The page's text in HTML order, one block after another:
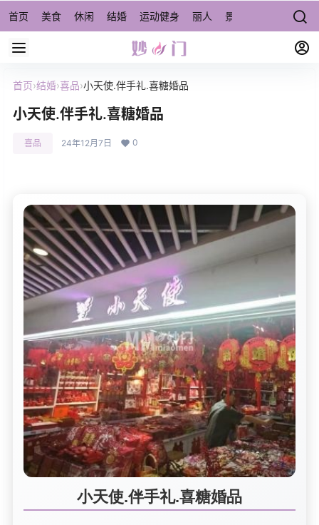
首页 美食 休闲 结婚 运动健身 丽人 景点/周边游 宠物
首页›结婚›喜品›小天使.伴手礼.喜糖婚品
小天使.伴手礼.喜糖婚品
喜品 24年12月7日 0
小天使.伴手礼.喜糖婚品